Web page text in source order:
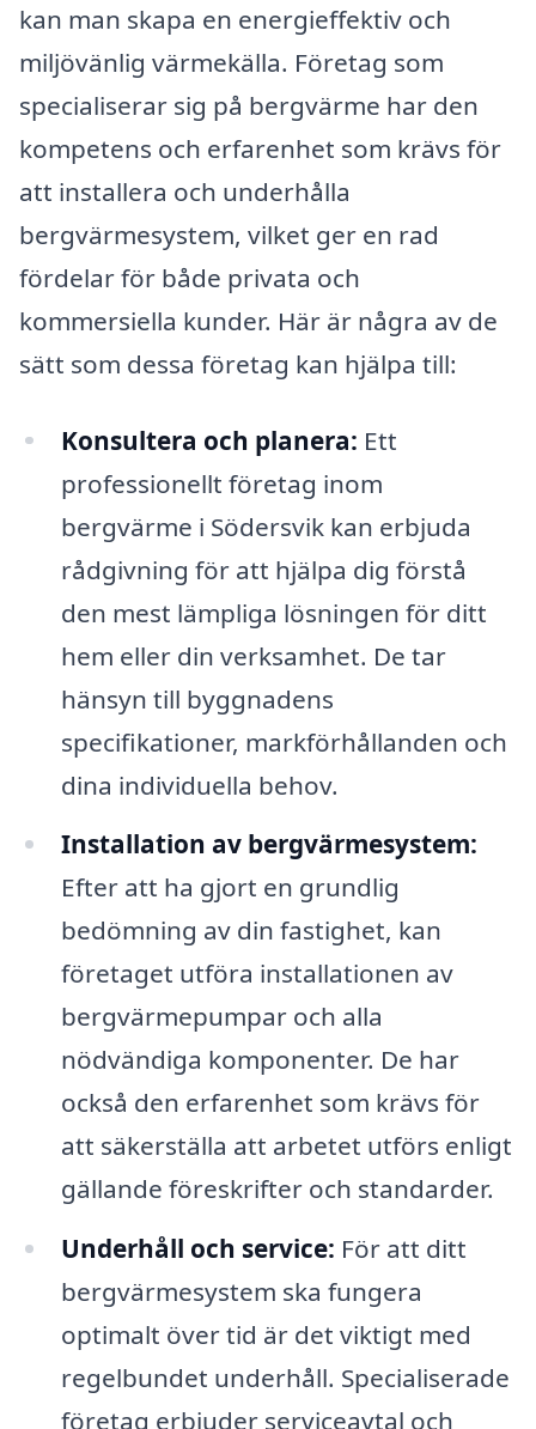
kan man skapa en energieffektiv och
miljövänlig värmekälla. Företag som
specialiserar sig på bergvärme har den
kompetens och erfarenhet som krävs för
att installera och underhålla
bergvärmesystem, vilket ger en rad
fördelar för både privata och
kommersiella kunder. Här är några av de
sätt som dessa företag kan hjälpa till:
Konsultera och planera: Ett
professionellt företag inom
bergvärme i Södersvik kan erbjuda
rådgivning för att hjälpa dig förstå
den mest lämpliga lösningen för ditt
hem eller din verksamhet. De tar
hänsyn till byggnadens
specifikationer, markförhållanden och
dina individuella behov.
Installation av bergvärmesystem:
Efter att ha gjort en grundlig
bedömning av din fastighet, kan
företaget utföra installationen av
bergvärmepumpar och alla
nödvändiga komponenter. De har
också den erfarenhet som krävs för
att säkerställa att arbetet utförs enligt
gällande föreskrifter och standarder.
Underhåll och service: För att ditt
bergvärmesystem ska fungera
optimalt över tid är det viktigt med
regelbundet underhåll. Specialiserade
företag erbjuder serviceavtal och